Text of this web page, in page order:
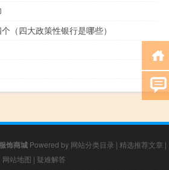
（四大政策性银行是哪些）
饰商城Powered by 网站分类目录 | 精选推荐文章 |
网站地图 | 疑难解答